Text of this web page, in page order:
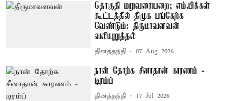
தொகுதி மறுவரையறை; எம்.பிக்கள்
கூட்டத்தில் திமுக பங்கேற்க
வேண்டும்: திருமாவளவன்
வலியுறுத்தல்
தினத்தந்தி 07 Aug 2026
நான் தோற்க சீனாதான் காரணம் -
டிரம்ப்
தினத்தந்தி 17 Jul 2026